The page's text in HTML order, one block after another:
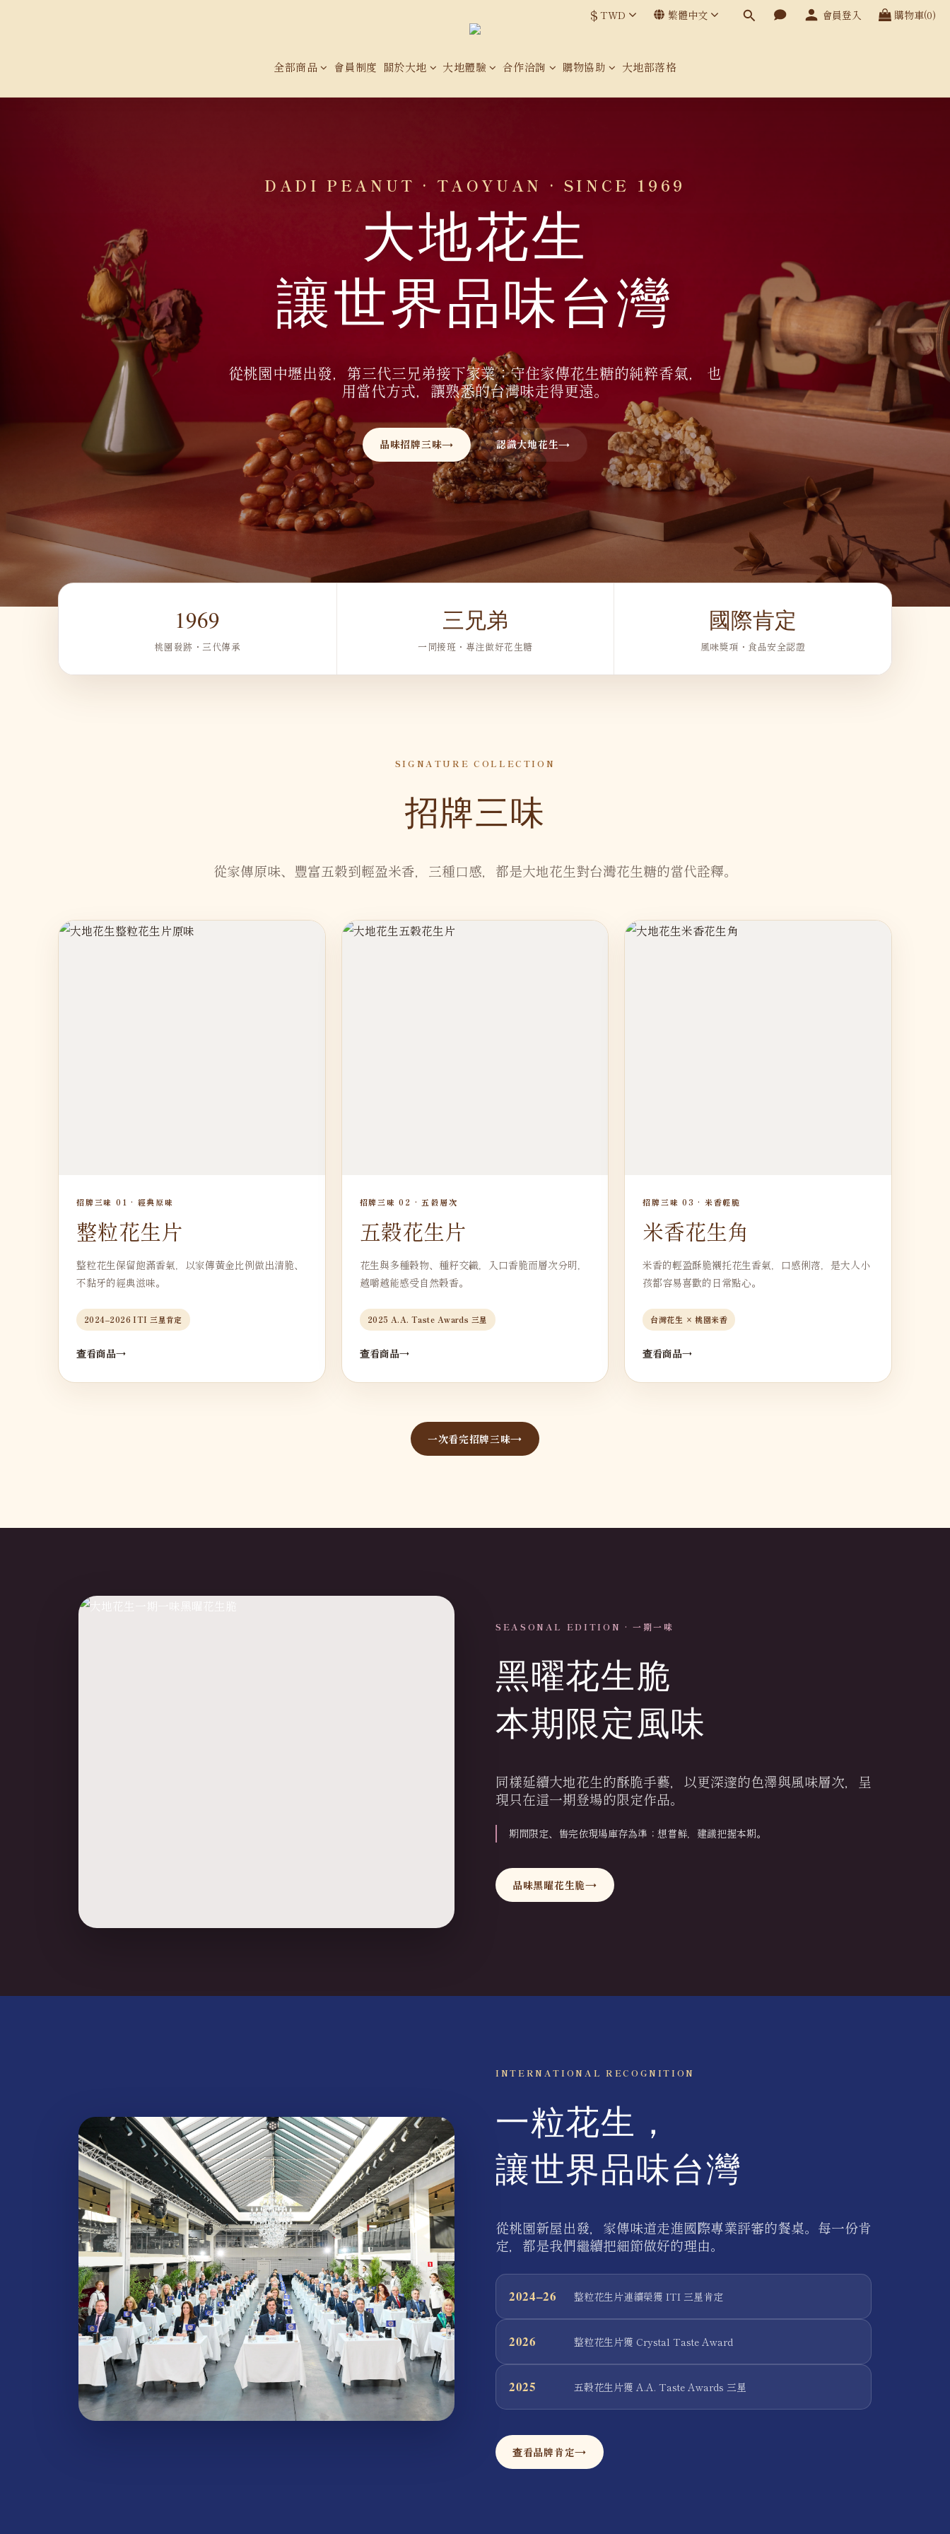
$ TWD 繁體中文 會員登入 購物車(0)
全部商品 會員制度 關於大地 大地體驗 合作洽詢 購物協助 大地部落格
DADI PEANUT · TAOYUAN · SINCE 1969
大地花生
讓世界品味台灣
從桃園中壢出發，第三代三兄弟接下家業；守住家傳花生糖的純粹香氣， 也
用當代方式，讓熟悉的台灣味走得更遠。
品味招牌三味 認識大地花生
1969
桃園發跡・三代傳承
三兄弟
一同接班・專注做好花生糖
國際肯定
風味獎項・食品安全認證
SIGNATURE COLLECTION
招牌三味
從家傳原味、豐富五穀到輕盈米香，三種口感，都是大地花生對台灣花生糖的當代詮釋。
招牌三味 01 · 經典原味
整粒花生片
整粒花生保留飽滿香氣，以家傳黃金比例做出清脆、
不黏牙的經典滋味。
2024–2026 ITI 三星肯定
查看商品
招牌三味 02 · 五穀層次
五穀花生片
花生與多種穀物、種籽交織，入口香脆而層次分明，
越嚼越能感受自然穀香。
2025 A.A. Taste Awards 三星
查看商品
招牌三味 03 · 米香輕脆
米香花生角
米香的輕盈酥脆襯托花生香氣，口感俐落，是大人小
孩都容易喜歡的日常點心。
台灣花生 × 桃園米香
查看商品
一次看完招牌三味
SEASONAL EDITION · 一期一味
黑曜花生脆
本期限定風味
同樣延續大地花生的酥脆手藝，以更深邃的色澤與風味層次，呈
現只在這一期登場的限定作品。
期間限定、售完依現場庫存為準；想嘗鮮，建議把握本期。
品味黑曜花生脆
INTERNATIONAL RECOGNITION
一粒花生，
讓世界品味台灣
從桃園新屋出發，家傳味道走進國際專業評審的餐桌。每一份肯
定，都是我們繼續把細節做好的理由。
2024–26 整粒花生片連續榮獲 ITI 三星肯定
2026 整粒花生片獲 Crystal Taste Award
2025 五穀花生片獲 A.A. Taste Awards 三星
查看品牌肯定